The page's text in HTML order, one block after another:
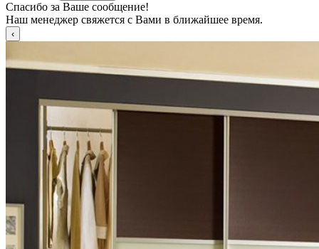
Спасибо за Ваше сообщение!
Наш менеджер свяжется с Вами в ближайшее время.